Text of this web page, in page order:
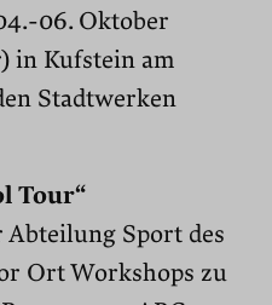
06. Oktober
in Kufstein am
Stadtwerken
Tour“
Sport des
Ort Workshops zu